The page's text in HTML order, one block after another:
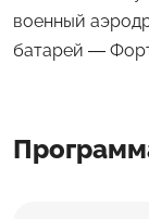
военный
батарей —